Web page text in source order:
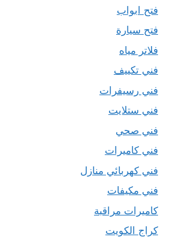
فتح ابواب
فتح سيارة
فلاتر مياه
فني تكييف
فني رسيفرات
فني ستلايت
فني صحي
فني كاميرات
فني كهربائي منازل
فني مكيفات
كاميرات مراقبة
كراج الكويت